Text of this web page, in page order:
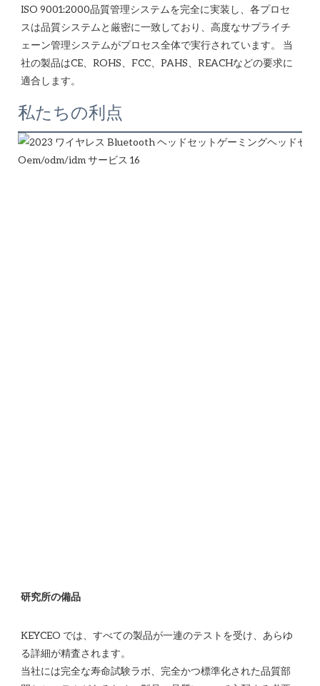
ISO 9001:2000品質管理システムを完全に実装し、各プロセ
スは品質システムと厳密に一致しており、高度なサプライチ
ェーン管理システムがプロセス全体で実行されています。 当
社の製品はCE、ROHS、FCC、PAHS、REACHなどの要求に
私たちの利点
KEYCEO では、すべての製品が一連のテストを受け、あらゆ
る詳細が精査されます。
当社には完全な寿命試験ラボ、完全かつ標準化された品質部